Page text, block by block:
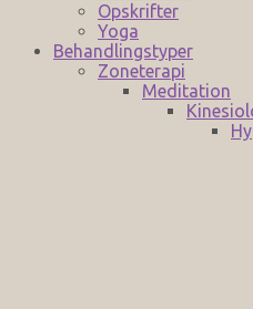
Opskrifter
Yoga
Behandlingstyper
Zoneterapi
Meditation